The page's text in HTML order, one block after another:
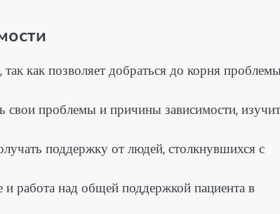
как позволяет добраться до корня
проблемы и причины зависимости,
поддержку от людей, столкнувшихся с
работа над общей поддержкой пациента в